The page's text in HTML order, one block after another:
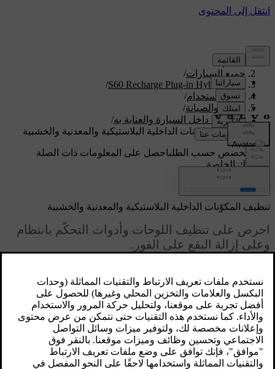
الدعم/
جميع السيارات/
S60 Recharge Plug-in Hybrid 2024
/
دليل الاستخدام/
العناية والصيانة/
تنظيف داخل السيارة والعناية به/
تنظيف المكوّنات الداخلية البلاستيكية والمعدنية والخشبية
دعم مخصص حسب الطلباحصل على المعلومات ذات الصلة
بسيارتك الخاصة.
تسجيل الدخول
تنظيف المكوّنات الداخلية البلاستيكية والمعدنية والخشبية
احرص على تنظيف اللوحات وأدوات التحكّم بانتظام
وعلى إزالة البقع على الفور.